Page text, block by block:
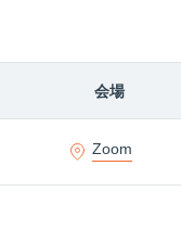
会場
Zoom